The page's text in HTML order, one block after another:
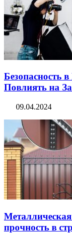
Безопасность
Повлиять на
09.04.2024
прочность в